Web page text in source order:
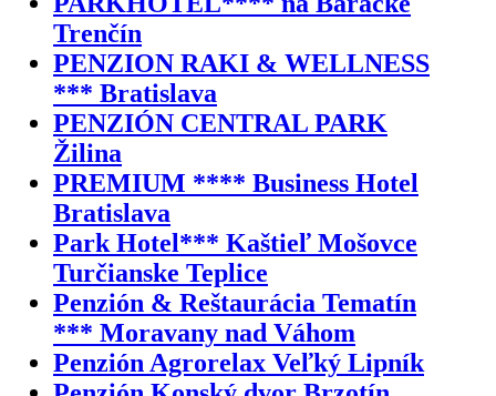
Trenčín
PENZION RAKI & WELLNESS
*** Bratislava
PENZIÓN CENTRAL PARK
Žilina
PREMIUM **** Business Hotel
Bratislava
Park Hotel*** Kaštieľ Mošovce
Turčianske Teplice
Penzión & Reštaurácia Tematín
*** Moravany nad Váhom
Penzión Agrorelax Veľký Lipník